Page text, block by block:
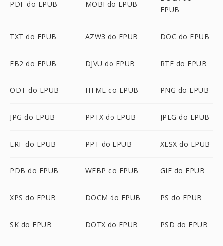
PDF do EPUB MOBI do EPUB
EPUB
TXT do EPUB AZW3 do EPUB DOC do EPUB
FB2 do EPUB DJVU do EPUB RTF do EPUB
ODT do EPUB HTML do EPUB PNG do EPUB
JPG do EPUB PPTX do EPUB JPEG do EPUB
LRF do EPUB PPT do EPUB XLSX do EPUB
PDB do EPUB WEBP do EPUB GIF do EPUB
XPS do EPUB DOCM do EPUB PS do EPUB
SK do EPUB DOTX do EPUB PSD do EPUB